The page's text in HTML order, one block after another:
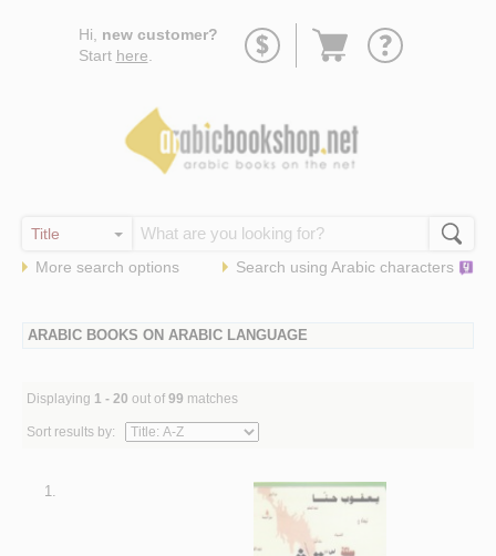
Hi, new customer?
Start here
Go
More search options Search using Arabic characters
ARABIC BOOKS ON ARABIC LANGUAGE
Displaying 1 - 20 out of 99 matches
Sort results by:
1.